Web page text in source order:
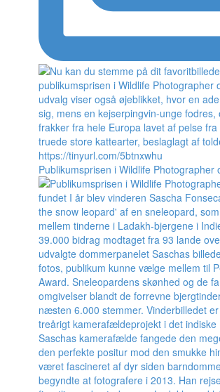
Publikumsprisen i Wildlife Photographer